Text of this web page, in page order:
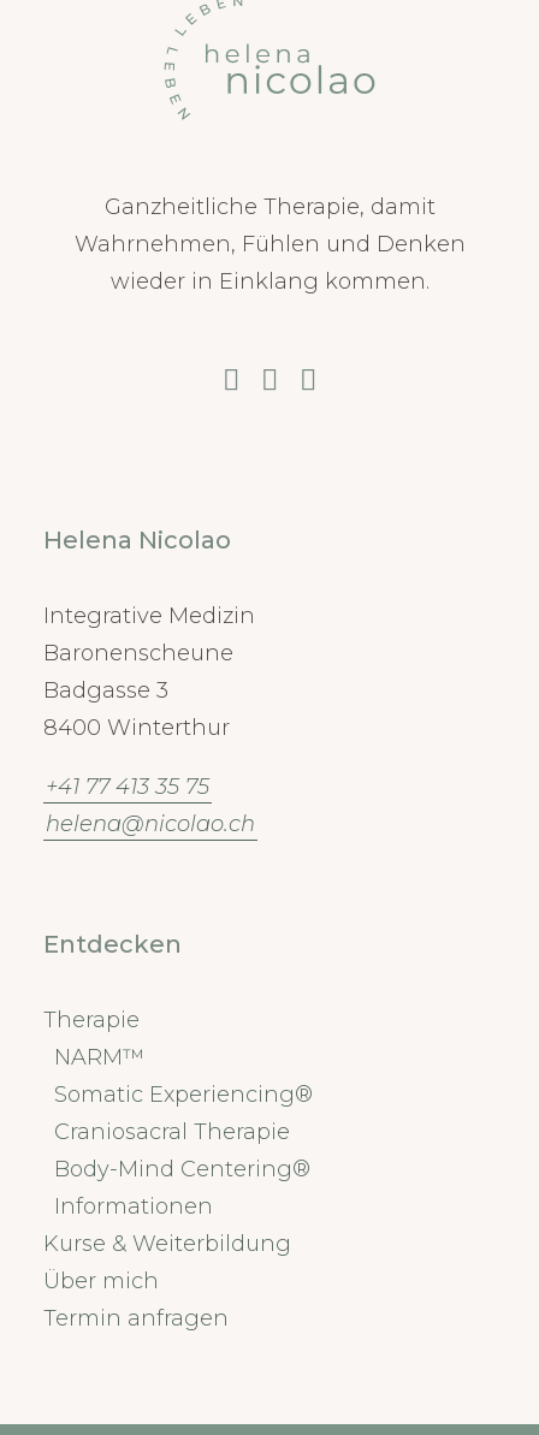
Ganzheitliche Therapie, damit
Wahrnehmen, Fühlen und Denken
wieder in Einklang kommen.
Helena Nicolao
Integrative Medizin
Baronenscheune
Badgasse 3
8400 Winterthur
+41 77 413 35 75
helena@nicolao.ch
Entdecken
Therapie
NARM™
Somatic Experiencing®
Craniosacral Therapie
Body-Mind Centering®
Informationen
Kurse & Weiterbildung
Über mich
Termin anfragen